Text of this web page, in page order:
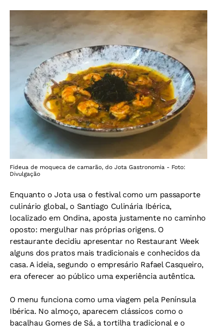
Fideua de moqueca de camarão, do Jota Gastronomia - Foto:
Divulgação
Enquanto o Jota usa o festival como um passaporte
culinário global, o Santiago Culinária Ibérica,
localizado em Ondina, aposta justamente no caminho
oposto: mergulhar nas próprias origens. O
restaurante decidiu apresentar no Restaurant Week
alguns dos pratos mais tradicionais e conhecidos da
casa. A ideia, segundo o empresário Rafael Casqueiro,
era oferecer ao público uma experiência autêntica.
O menu funciona como uma viagem pela Península
Ibérica. No almoço, aparecem clássicos como o
bacalhau Gomes de Sá, a tortilha tradicional e o